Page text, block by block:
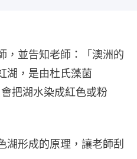
，並告知老師：「澳洲的
湖，是由杜氏藻菌
把湖水染成紅色或粉
湖形成的原理，讓老師刮